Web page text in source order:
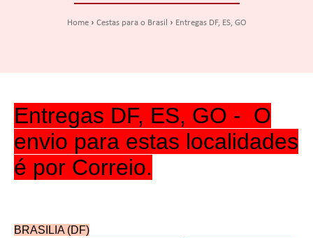
Home Cestas para o Brasil Entregas DF, ES, GO
Entregas DF, ES, GO - O
envio para estas localidades
é por Correio.
BRASILIA (DF)